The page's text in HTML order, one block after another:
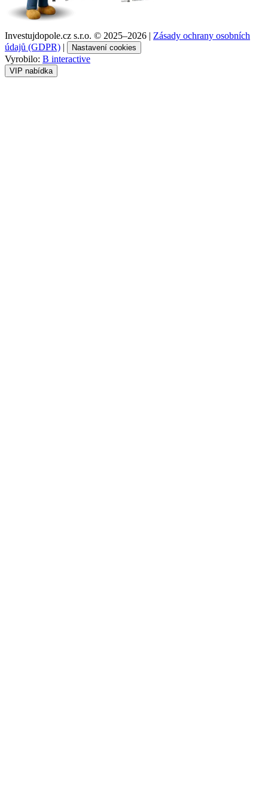
Investujdopole.cz s.r.o. © 2025–2026 | Zásady ochrany osobních
údajů (GDPR) | Nastavení cookies
Vyrobilo: B interactive
VIP nabídka